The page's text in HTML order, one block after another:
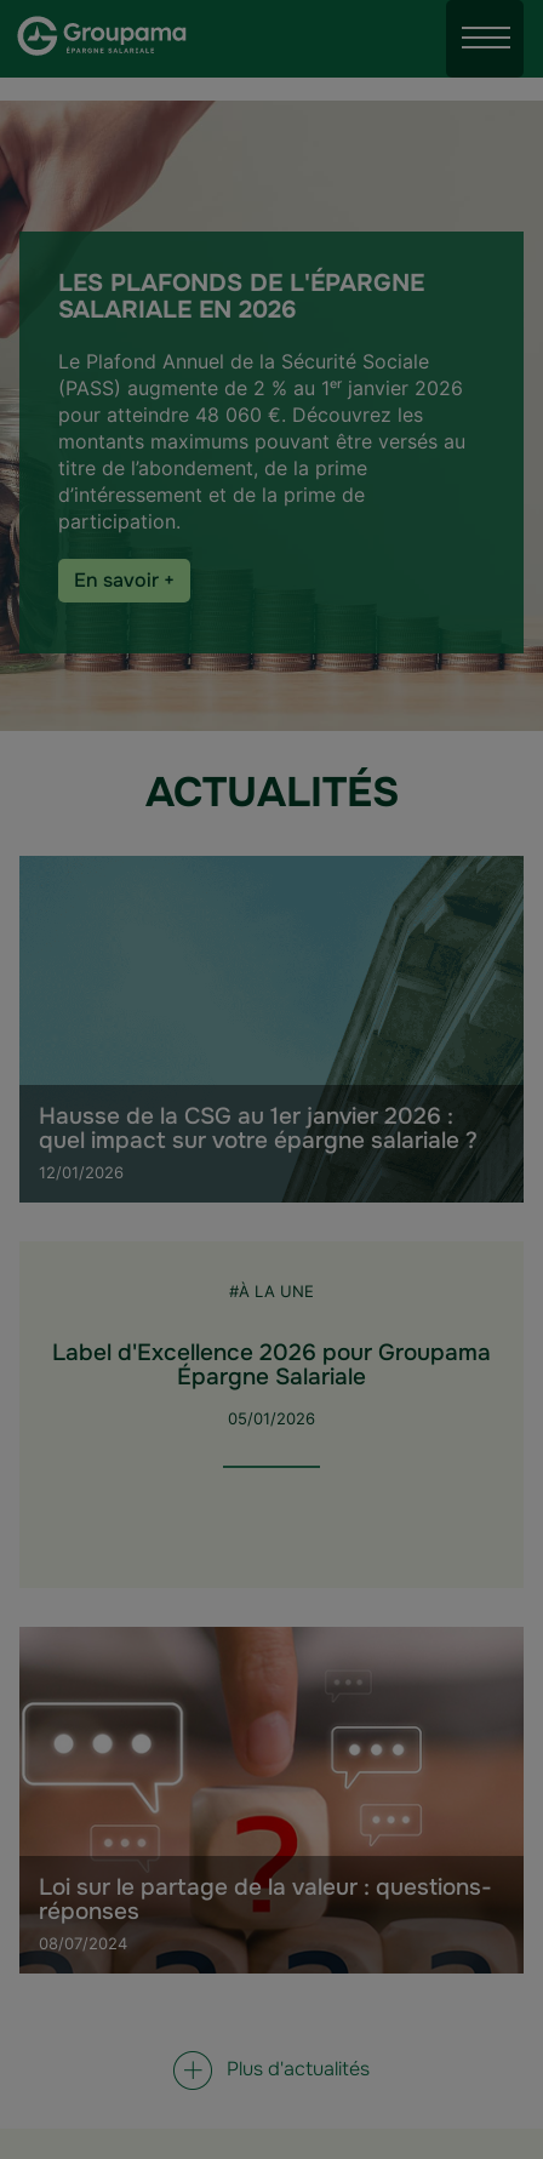
Aller au menu
Aller au contenu
Menu
LES PLAFONDS DE L'ÉPARGNE
SALARIALE EN 2026
Le Plafond Annuel de la Sécurité Sociale
(PASS) augmente de 2 % au 1ᵉʳ janvier 2026
pour atteindre 48 060 €. Découvrez les
montants maximums pouvant être versés au
titre de l’abondement, de la prime
d’intéressement et de la prime de
participation.
En savoir +
ACTUALITÉS
Hausse de la CSG au 1er janvier 2026 :
quel impact sur votre épargne salariale ?
12/01/2026
#À LA UNE
Label d'Excellence 2026 pour Groupama
Épargne Salariale
05/01/2026
Loi sur le partage de la valeur : questions-
réponses
08/07/2024
Plus d'actualités